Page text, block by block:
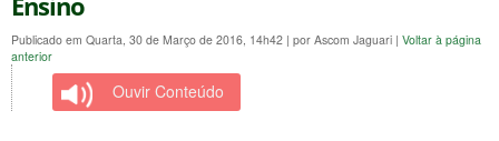
Publicado em Quarta, 30 de Março de 2016, 14h42 | por Ascom Jaguari | Voltar à página
anterior
Ouvir Conteúdo